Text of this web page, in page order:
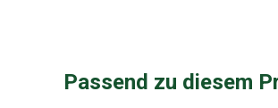
Passend zu diesem